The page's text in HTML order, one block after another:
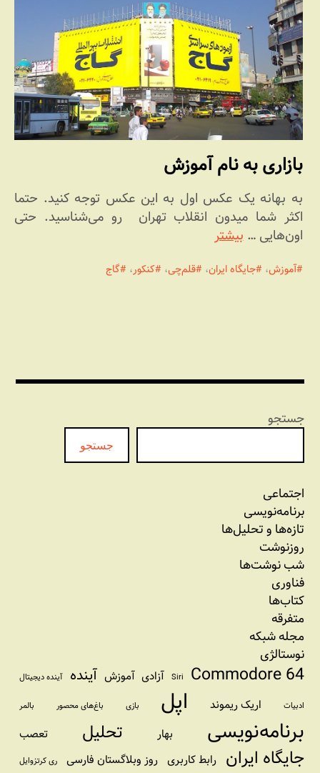
بازاری به نام آموزش
به بهانه یک عکس اول به این عکس توجه کنید. حتما
اکثر شما میدون انقلاب تهران رو می‌شناسید. حتی
اون‌هایی …بیشتر
آموزش، جایگاه ایران، قلم‌چی، کنکور، گاج
جستجو
جستجو
اجتماعی
برنامه‏‌نویسی
تازه‌‌ها و تحلیل‌ها
روزنوشت
شب نوشت‌ها
فناوری
کتاب‌ها
متفرقه
مجله شبکه
نوستالژی
Commodore 64
Siri آزادی آموزش آینده آینده دیجیتال
ادبیات اریک ریموند اپل بازی باغ‌های محصور بالمر
برنامه‌نویسی بهار تحلیل تعصب
جایگاه ایران رابط کاربری روز وبلاگستان فارسی ری کرتزوایل